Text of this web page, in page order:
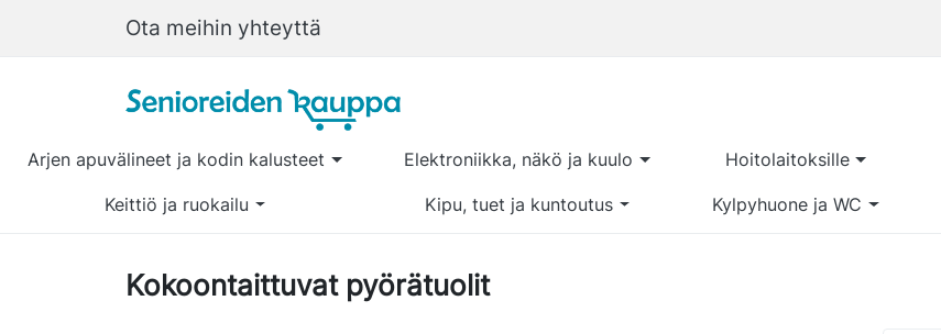
Ota meihin yhteyttä
Arjen apuvälineet ja kodin kalusteet Elektroniikka, näkö ja kuulo Hoitolaitoksille
Keittiö ja ruokailu Kipu, tuet ja kuntoutus Kylpyhuone ja WC
Kokoontaittuvat pyörätuolit